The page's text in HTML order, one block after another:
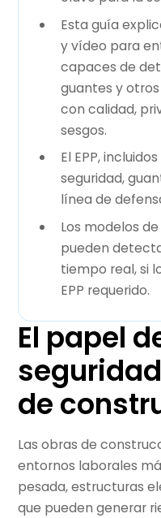
Esta guía
y vídeo para
capaces de
guantes y
con calidad,
sesgos.
El EPP,
seguridad,
línea de
Los modelos
pueden
tiempo real, si
EPP requerido.
El papel
de
Las obras de
entornos laborales
pesada, estructuras
que pueden generar